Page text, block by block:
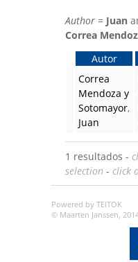
Author = Juan
Correa
Autor
Correa
Mendoza y
Sotomayor,
Juan
1 resultados -
selection - click
Powered by TEITOK
© Maarten Janssen,